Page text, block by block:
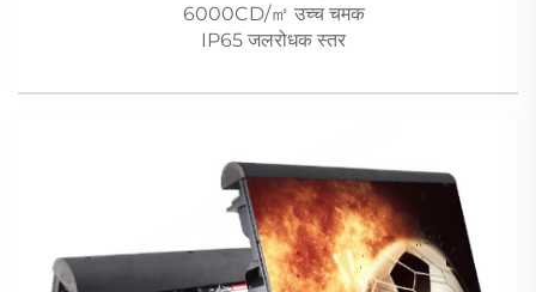
6000CD/㎡ उच्च चमक
IP65 जलरोधक स्तर